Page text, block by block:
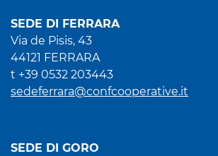
SEDE DI FERRARA
Via de Pisis, 43
44121 FERRARA
t +39 0532 203443
sedeferrara@confcooperative.it
SEDE DI GORO